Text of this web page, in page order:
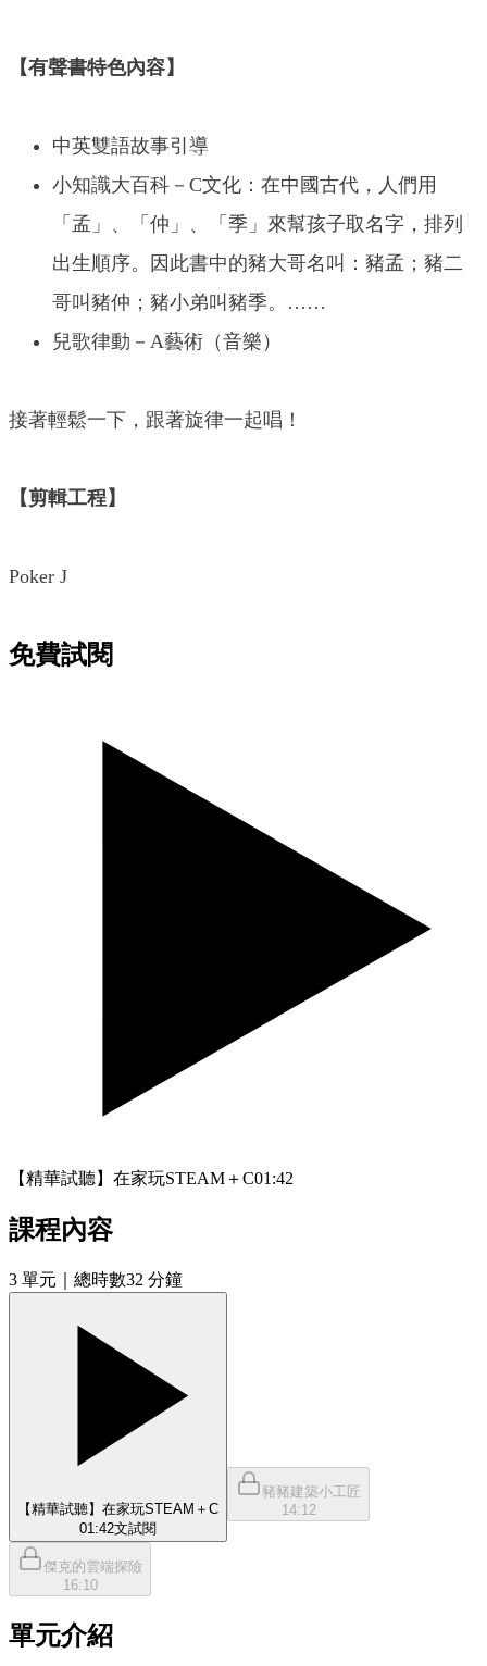
【有聲書特色內容】
中英雙語故事引導
小知識大百科－C文化：在中國古代，人們用
「孟」、「仲」、「季」來幫孩子取名字，排列
出生順序。因此書中的豬大哥名叫：豬孟；豬二
哥叫豬仲；豬小弟叫豬季。……
兒歌律動－A藝術（音樂）
接著輕鬆一下，跟著旋律一起唱！
【剪輯工程】
Poker J
免費試閱
【精華試聽】在家玩STEAM＋C01:42
課程內容
3 單元 ｜總時數32 分鐘
【精華試聽】在家玩STEAM＋C
01:42文試閱
豬豬建築小工匠
14:12
傑克的雲端探險
16:10
單元介紹